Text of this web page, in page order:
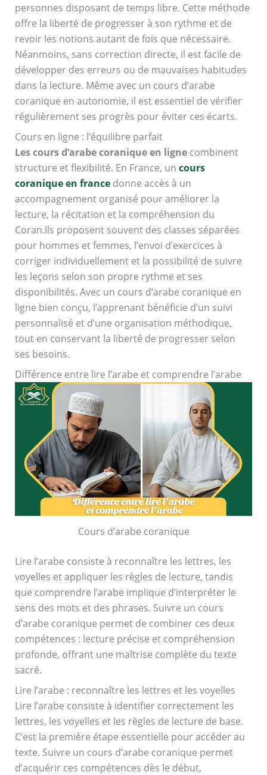
personnes disposant de temps libre. Cette méthode
offre la liberté de progresser à son rythme et de
revoir les notions autant de fois que nécessaire.
Néanmoins, sans correction directe, il est facile de
développer des erreurs ou de mauvaises habitudes
dans la lecture. Même avec un cours d’arabe
coranique en autonomie, il est essentiel de vérifier
régulièrement ses progrès pour éviter ces écarts.
Cours en ligne : l’équilibre parfait
Les cours d’arabe coranique en lignecombinent
structure et flexibilité. En France, un cours
coranique en france donne accès à un
accompagnement organisé pour améliorer la
lecture, la récitation et la compréhension du
Coran.Ils proposent souvent des classes séparées
pour hommes et femmes, l’envoi d’exercices à
corriger individuellement et la possibilité de suivre
les leçons selon son propre rythme et ses
disponibilités. Avec un cours d’arabe coranique en
ligne bien conçu, l’apprenant bénéficie d’un suivi
personnalisé et d’une organisation méthodique,
tout en conservant la liberté de progresser selon
ses besoins.
Différence entre lire l’arabe et comprendre l’arabe
Cours d’arabe coranique
Lire l’arabe consiste à reconnaître les lettres, les
voyelles et appliquer les règles de lecture, tandis
que comprendre l’arabe implique d’interpréter le
sens des mots et des phrases. Suivre un cours
d’arabe coranique permet de combiner ces deux
compétences : lecture précise et compréhension
profonde, offrant une maîtrise complète du texte
sacré.
Lire l’arabe : reconnaître les lettres et les voyelles
Lire l’arabe consiste à identifier correctement les
lettres, les voyelles et les règles de lecture de base.
C’est la première étape essentielle pour accéder au
texte. Suivre un cours d’arabe coranique permet
d’acquérir ces compétences dès le début,